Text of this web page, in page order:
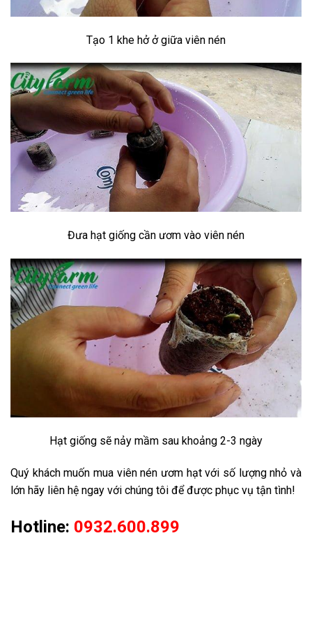
Tạo 1 khe hở ở giữa viên nén
Đưa hạt giống cần ươm vào viên nén
Hạt giống sẽ nảy mầm sau khoảng 2-3 ngày
Quý khách muốn mua viên nén ươm hạt với số lượng nhỏ và
lớn hãy liên hệ ngay với chúng tôi để được phục vụ tận tình!
Hotline: 0932.600.899